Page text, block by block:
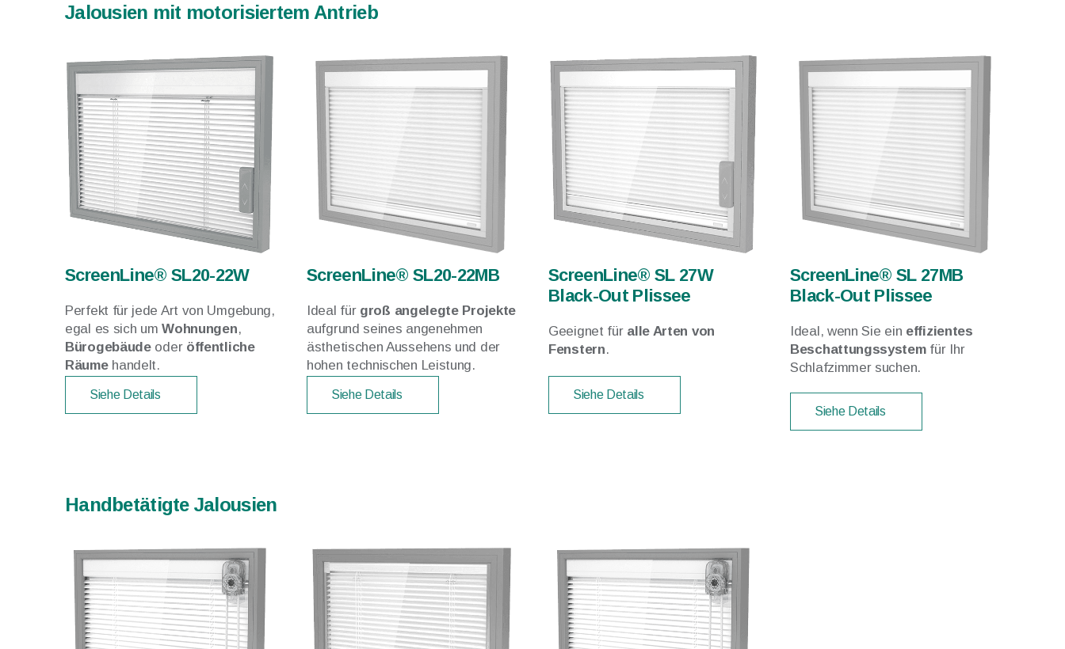
Jalousien mit motorisiertem Antrieb
ScreenLine® SL20-22W
Perfekt für jede Art von Umgebung,
egal es sich umWohnungen,
Bürogebäudeoder öffentliche
Räumehandelt.
Siehe Details
ScreenLine® SL20-22MB
Ideal für groß angelegte Projekte
aufgrund seines angenehmen
ästhetischen Aussehens und der
hohen technischen Leistung.
Siehe Details
ScreenLine® SL 27W
Black-Out Plissee
Geeignet für alle Arten von
Fenstern.
Siehe Details
ScreenLine® SL 27MB
Black-Out Plissee
Ideal, wenn Sie ein effizientes
Beschattungssystemfür Ihr
Schlafzimmer suchen.
Siehe Details
Handbetätigte Jalousien